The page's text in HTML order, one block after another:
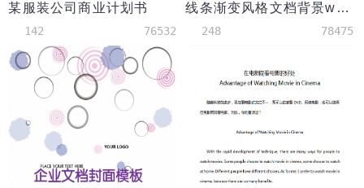
某服装公司商业计划书
142 76532
线条渐变风格文档背景word模板
248 78475